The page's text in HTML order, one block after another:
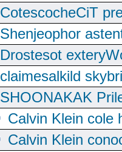
CotescocheCiT
Shenjeophor
Drostesot
claimesalkild
SHOONAKAK
Calvin Klein cole
Calvin Klein